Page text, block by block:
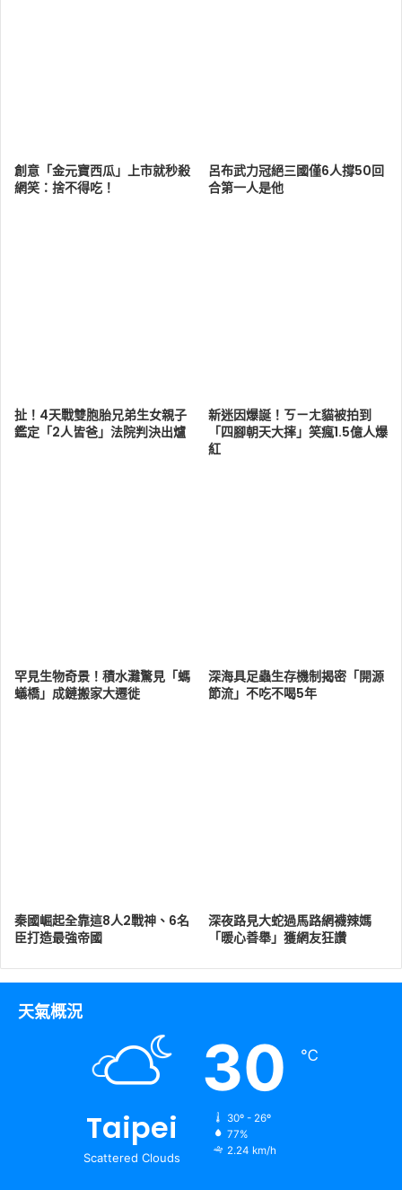
創意「金元寶西瓜」上市就秒殺
網笑：捨不得吃！
呂布武力冠絕三國僅6人撐50回
合第一人是他
扯！4天戰雙胞胎兄弟生女親子
鑑定「2人皆爸」法院判決出爐
新迷因爆誕！ㄎㄧㄤ貓被拍到
「四腳朝天大摔」笑瘋1.5億人爆
紅
罕見生物奇景！積水灘驚見「螞
蟻橋」成鏈搬家大遷徙
深海具足蟲生存機制揭密「開源
節流」不吃不喝5年
秦國崛起全靠這8人2戰神、6名
臣打造最強帝國
深夜路見大蛇過馬路網襪辣媽
「暖心善舉」獲網友狂讚
天氣概況
Taipei
Scattered Clouds
30 ℃
30º - 26º
77%
2.24 km/h